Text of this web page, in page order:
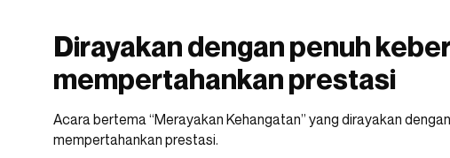
Dirayakan dengan penuh
mempertahankan prestasi
Acara bertema “Merayakan Kehangatan” yang dirayakan
mempertahankan prestasi.